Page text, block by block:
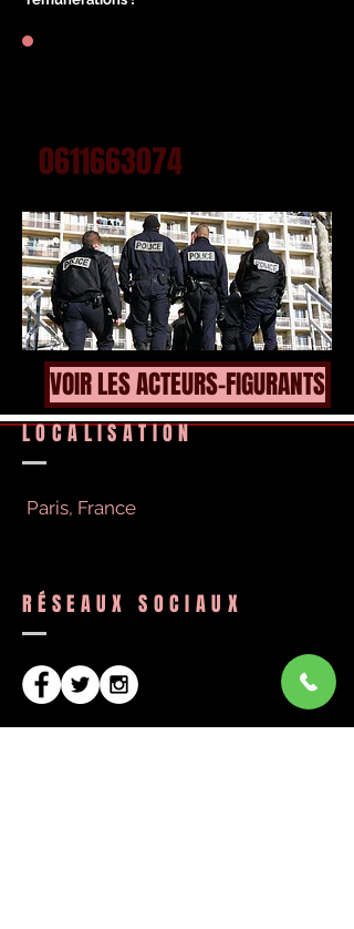
0611663074
VOIR LES ACTEURS-FIGURANTS
LOCALISATION
Paris, France
RÉSEAUX SOCIAUX